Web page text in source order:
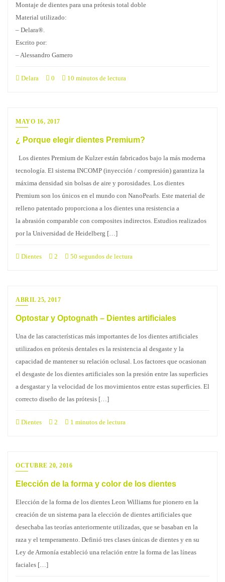
Montaje de dientes para una prótesis total doble
Material utilizado:
– Delara®.
Escrito por:
– Alessandro Gamero
Delara 0 10 minutos de lectura
MAYO 16, 2017
¿ Porque elegir dientes Premium?
Los dientes Premium de Kulzer están fabricados bajo la más moderna
tecnología. El sistema INCOMP (inyección / compresión) garantiza la
máxima densidad sin bolsas de aire y porosidades. Los dientes
Premium son los únicos en el mundo con NanoPearls. Este material de
relleno patentado proporciona a los dientes una resistencia a
la abrasión comparable con composites indirectos. Estudios realizados
por la Universidad de Heidelberg […]
Dientes 2 50 segundos de lectura
ABRIL 25, 2017
Optostar y Optognath – Dientes artificiales
Una de las características más importantes de los dientes artificiales
utilizados en prótesis dentales es la resistencia al desgaste y la
capacidad de mantener su relación oclusal. Los factores que ocasionan
el desgaste de los dientes artificiales son la presión entre las superficies
a desgastar y la velocidad de los movimientos entre estas superficies. El
correcto diseño de las prótesis […]
Dientes 2 1 minutos de lectura
OCTUBRE 20, 2016
Elección de la forma y color de los dientes
Elección de la forma de los dientes Leon Williams fue pionero en la
creación de un sistema para la elección de dientes artificiales que
desechaba las teorías anteriormente utilizadas, que se basaban en la
raza y el temperamento. Definió tres clases únicas de dientes y en su
Ley de Armonía estableció una relación entre la forma de las líneas
faciales […]